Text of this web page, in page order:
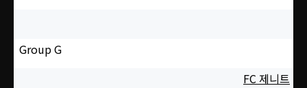
Group G
FC 제니트